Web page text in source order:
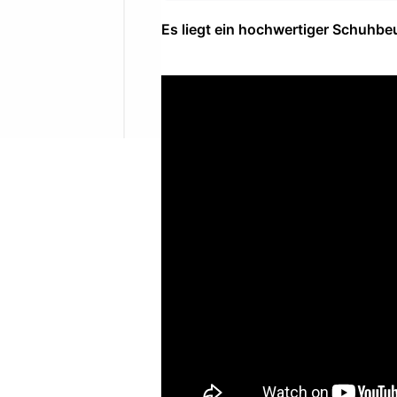
Es liegt ein hochwertiger